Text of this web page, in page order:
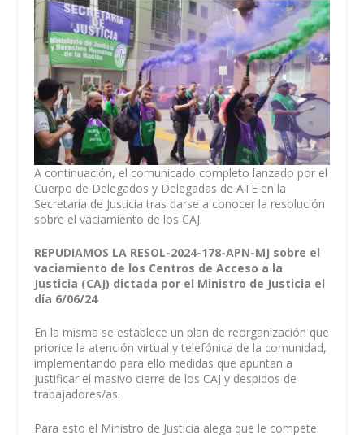
A continuación, el comunicado completo lanzado por el
Cuerpo de Delegados y Delegadas de ATE en la
Secretaría de Justicia tras darse a conocer la resolución
sobre el vaciamiento de los CAJ:
REPUDIAMOS LA RESOL-2024-178-APN-MJ sobre el
vaciamiento de los Centros de Acceso a la
Justicia (CAJ) dictada por el Ministro de Justicia el
día 6/06/24
En la misma se establece un plan de reorganización que
priorice la atención virtual y telefónica de la comunidad,
implementando para ello medidas que apuntan a
justificar el masivo cierre de los CAJ y despidos de
trabajadores/as.
Para esto el Ministro de Justicia alega que le compete: